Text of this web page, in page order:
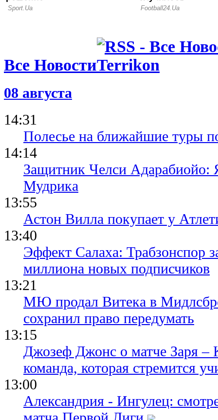
Все Новости
08 августа
14:31
Полесье на ближайшие туры
14:14
Защитник Челси Адарабиойо:
Мудрика
13:55
Астон Вилла покупает у
13:40
Эффект Салаха: Трабзонспор
миллиона новых подписчиков
13:21
МЮ продал Витека в
сохранил право передумать
13:15
Джозеф Джонс о матче Заря
команда, которая стремится
13:00
Александрия - Ингулец: